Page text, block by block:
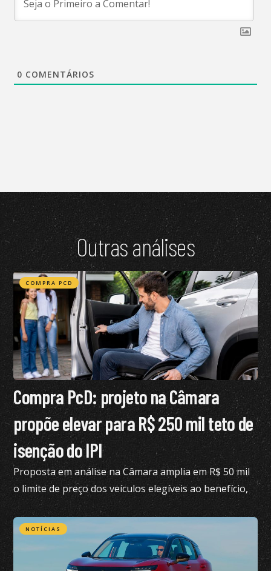
0 COMENTÁRIOS
Outras análises
COMPRA PCD
Compra PcD: projeto na Câmara
propõe elevar para R$ 250 mil teto de
isenção do IPI
Proposta em análise na Câmara amplia em R$ 50 mil
o limite de preço dos veículos elegíveis ao benefício,
hoje fixado em R$ 200 mil
NOTÍCIAS